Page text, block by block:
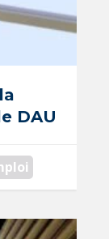
DAU